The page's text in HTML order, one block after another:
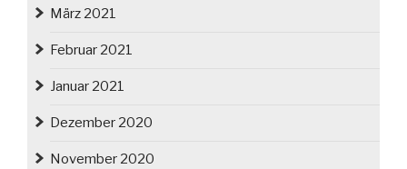
März 2021
Februar 2021
Januar 2021
Dezember 2020
November 2020